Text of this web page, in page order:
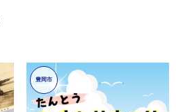
豊岡市